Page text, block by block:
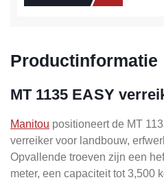
Productinformatie
MT 1135 EASY
Manitou positioneert de MT
verreiker voor landbouw,
Opvallende troeven zijn een
meter, een capaciteit tot 3,500